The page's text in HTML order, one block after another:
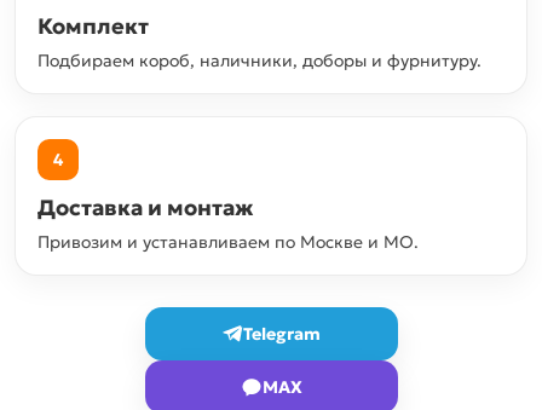
Комплект
Подбираем короб, наличники, доборы и фурнитуру.
4
Доставка и монтаж
Привозим и устанавливаем по Москве и МО.
Telegram
MAX